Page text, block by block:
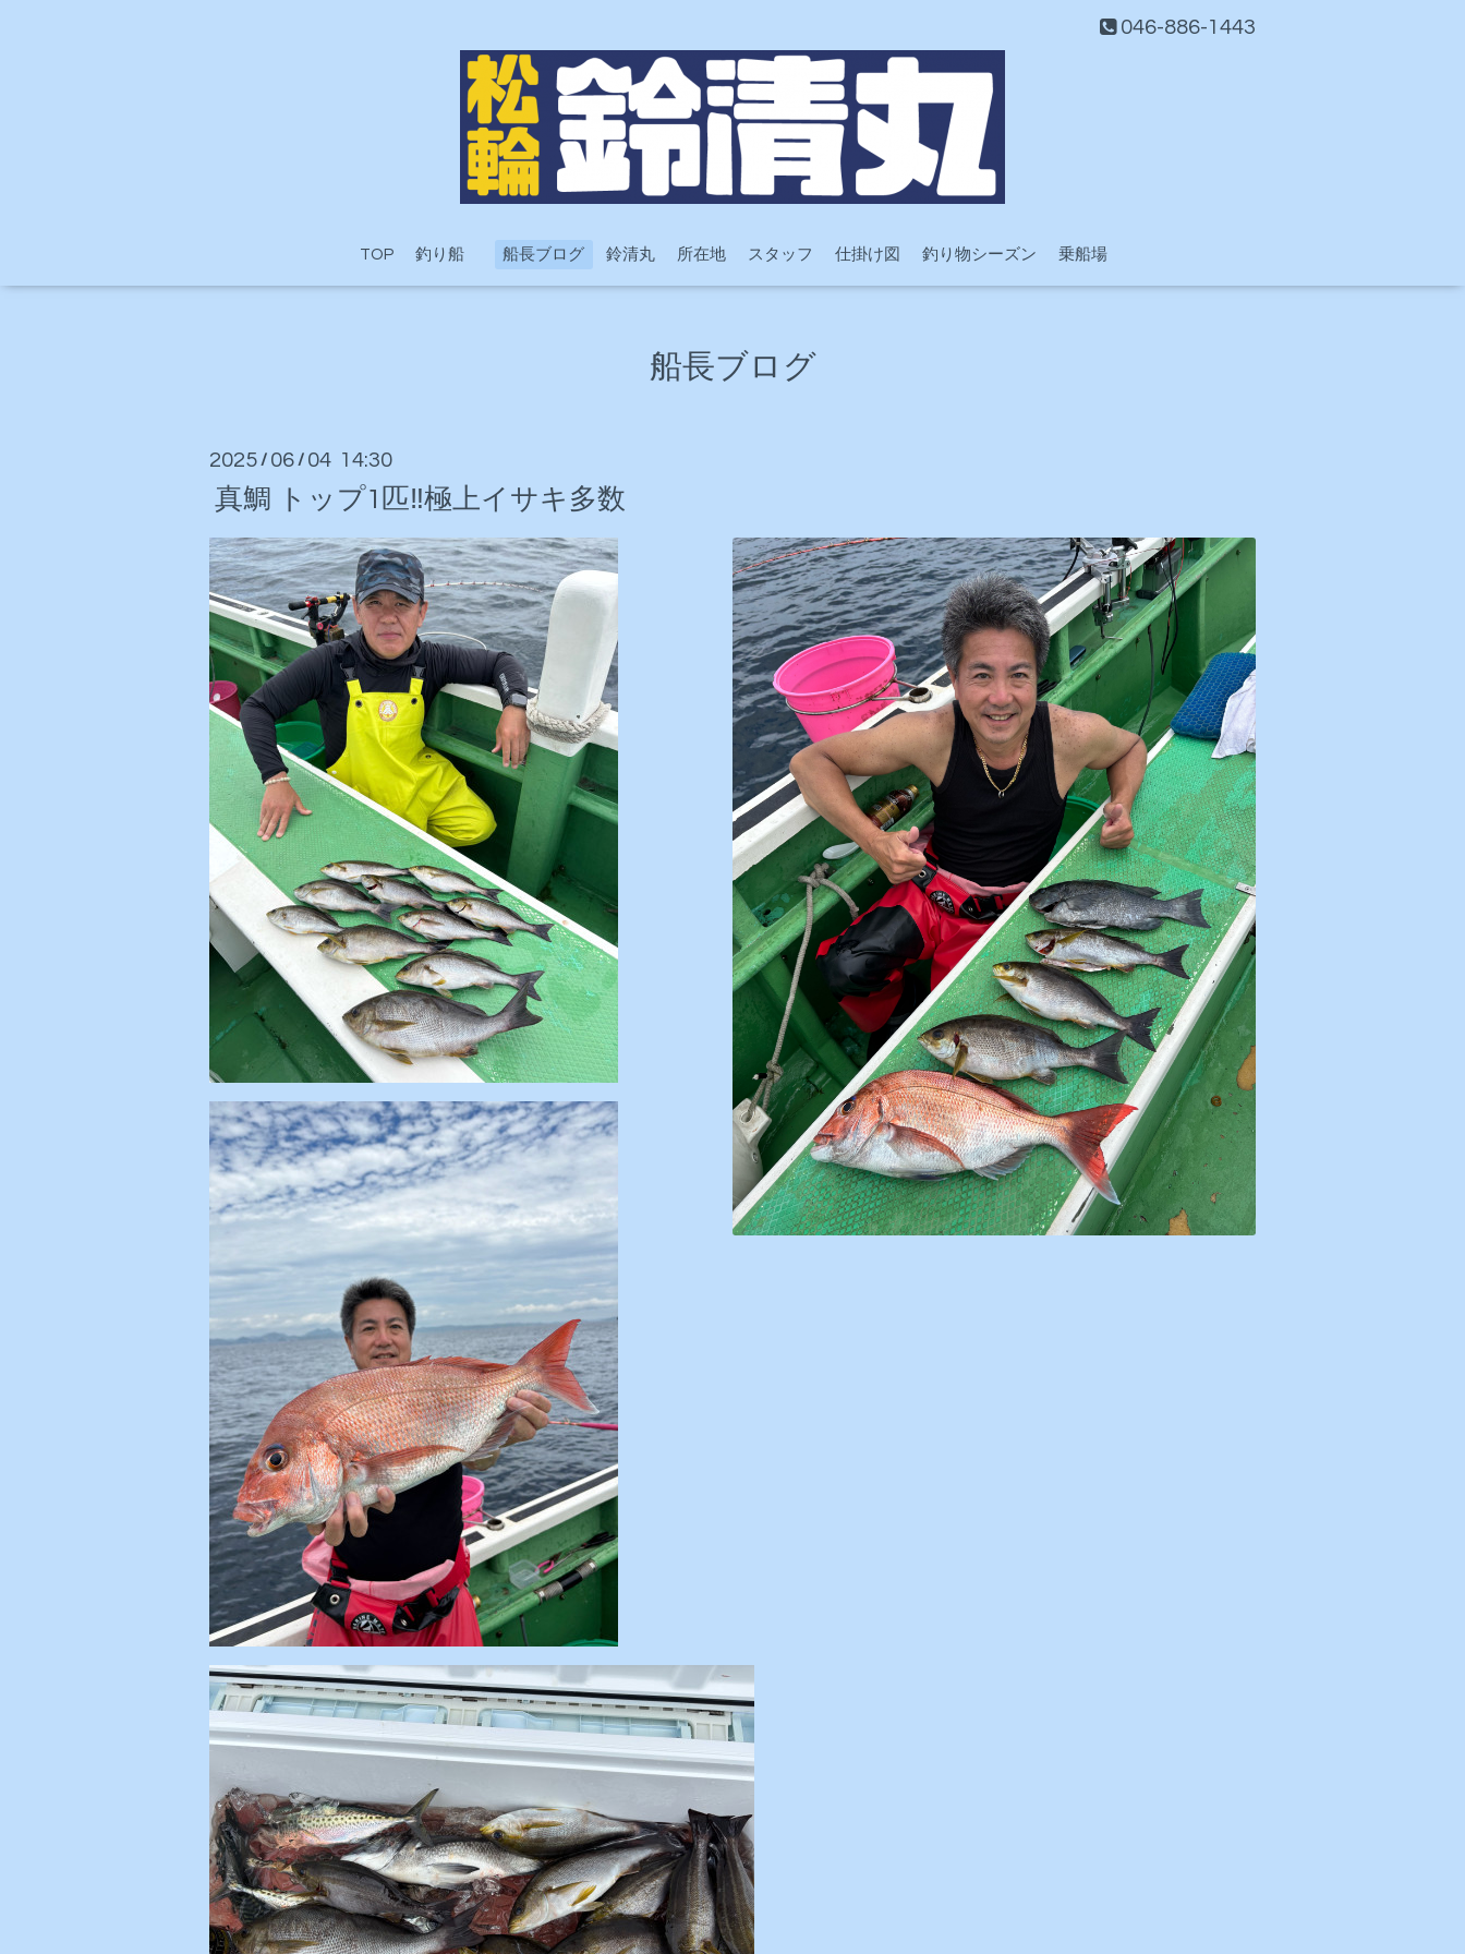
046-886-1443
TOP 釣り船 船長ブログ 鈴清丸 所在地 スタッフ 仕掛け図 釣り物シーズン 乗船場
船長ブログ
2025 / 06 / 04 14:30
真鯛 トップ1匹‼️極上イサキ多数